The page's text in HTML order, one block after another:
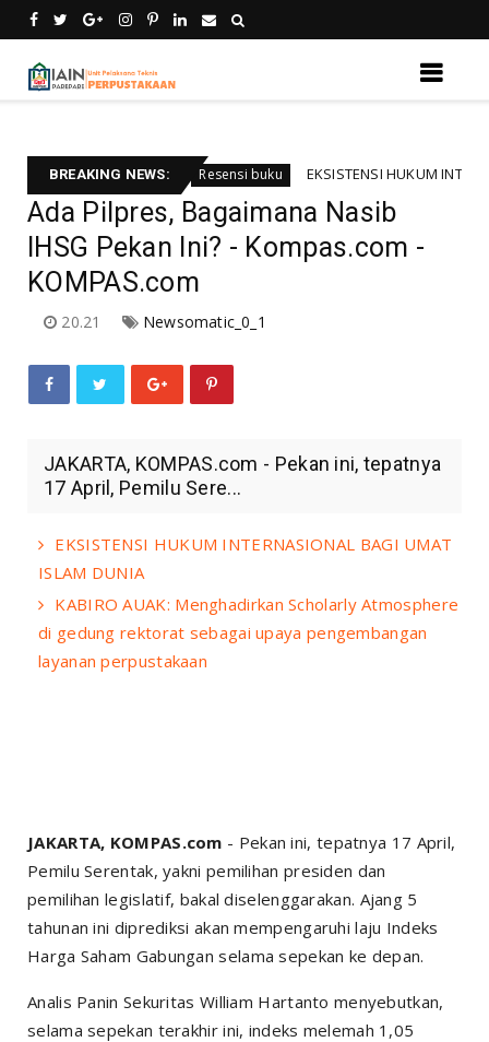
BREAKING NEWS:
informsi Resensi buku EKSISTENSI HUKUM
Ada Pilpres, Bagaimana Nasib
IHSG Pekan Ini? - Kompas.com -
KOMPAS.com
20.21 Newsomatic_0_1
JAKARTA, KOMPAS.com - Pekan ini, tepatnya
17 April, Pemilu Sere...
EKSISTENSI HUKUM INTERNASIONAL BAGI UMAT
ISLAM DUNIA
KABIRO AUAK: Menghadirkan Scholarly Atmosphere
di gedung rektorat sebagai upaya pengembangan
layanan perpustakaan
JAKARTA, KOMPAS.com - Pekan ini, tepatnya 17 April,
Pemilu Serentak, yakni pemilihan presiden dan
pemilihan legislatif, bakal diselenggarakan. Ajang 5
tahunan ini diprediksi akan mempengaruhi laju Indeks
Harga Saham Gabungan selama sepekan ke depan.
Analis Panin Sekuritas William Hartanto menyebutkan,
selama sepekan terakhir ini, indeks melemah 1,05